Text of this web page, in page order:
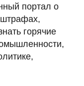
портал о
штрафах,
горячие